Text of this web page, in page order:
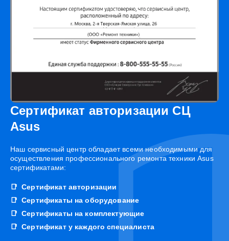
Сертификат авторизации СЦ
Asus
Наш сервисный центр обладает всеми необходимыми для
осуществления профессионального ремонта техники Asus
сертификатами:
Сертификат авторизации
Сертификаты на оборудование
Сертификаты на комплектующие
Сертификат у каждого специалиста